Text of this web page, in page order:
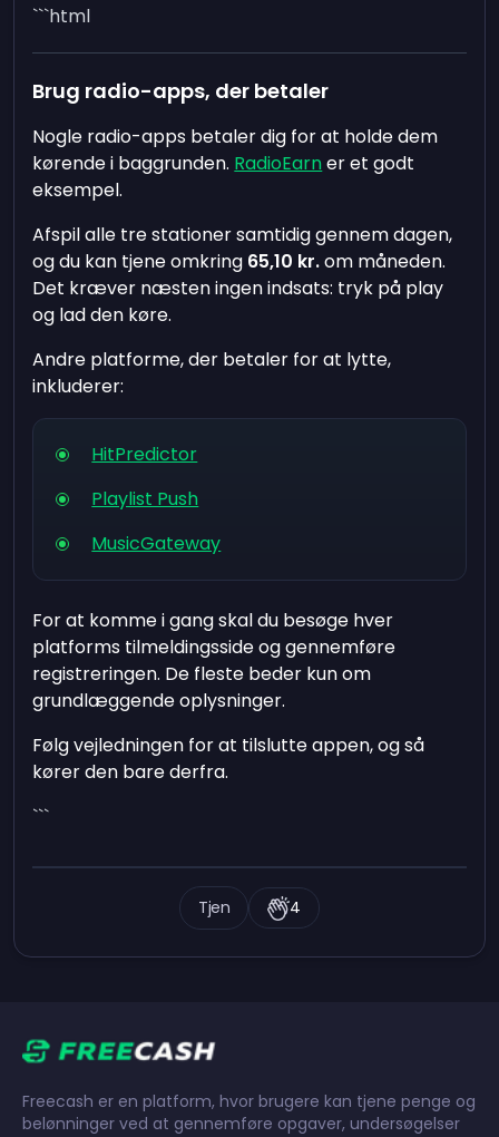
```html
Brug radio-apps, der betaler
Nogle radio-apps betaler dig for at holde dem
kørende i baggrunden. RadioEarner et godt
eksempel.
Afspil alle tre stationer samtidig gennem dagen,
og du kan tjene omkring 65,10 kr.om måneden.
Det kræver næsten ingen indsats: tryk på play
og lad den køre.
Andre platforme, der betaler for at lytte,
inkluderer:
HitPredictor
Playlist Push
MusicGateway
For at komme i gang skal du besøge hver
platforms tilmeldingsside og gennemføre
registreringen. De fleste beder kun om
grundlæggende oplysninger.
Følg vejledningen for at tilslutte appen, og så
kører den bare derfra.
```
Tjen 4
Freecash er en platform, hvor brugere kan tjene penge og
belønninger ved at gennemføre opgaver, undersøgelser